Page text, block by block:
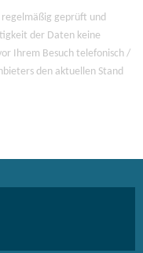
geprüft und
der Daten keine
Ihrem Besuch telefonisch /
den aktuellen Stand